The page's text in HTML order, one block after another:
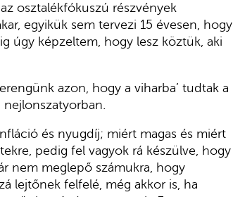
osztalékfókuszú részvények
egyikük sem tervezi 15 évesen, hogy
úgy képzeltem, hogy lesz köztük, aki
azon, hogy a viharba’ tudtak a
és nyugdíj; miért magas és miért
pedig fel vagyok rá készülve, hogy
nem meglepő számukra, hogy
lejtőnek felfelé, még akkor is, ha